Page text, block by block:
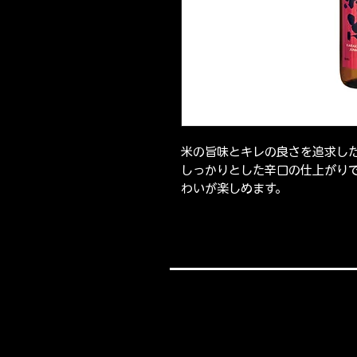
米の旨味とキレの良さを追求し
しっかりとした辛口の仕上がり
わいが楽しめます。